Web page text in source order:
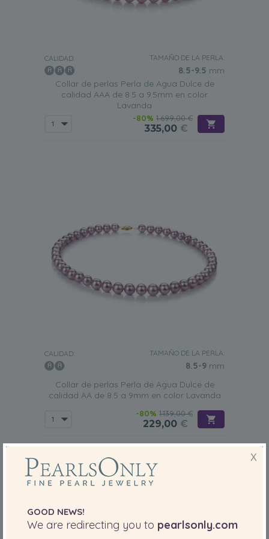
CALIDAD: TAMAÑO DE LA PERLA:
8.5-9.5 mm
Collar de perlas Perla de Agua Dulce de
calidad AAA de 8.5 a 9.5mm en color
Lavanda
-80% 1.699,00 €
335,00 €
CALIDAD: TAMAÑO DE LA PERLA:
8.5-9 mm
Collar de perlas Perla de Agua Dulce de
calidad AA de 8.5 a 9mm en color Lavanda
-80% 1.139,00 €
229,00 €
X
GOOD NEWS!
We are redirecting you to pearlsonly.com